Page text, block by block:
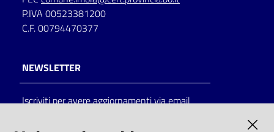
P.IVA 00523381200
C.F. 00794470377
NEWSLETTER
Iscriviti per avere aggiornamenti via email